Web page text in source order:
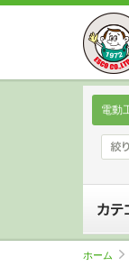
電動
ホーム